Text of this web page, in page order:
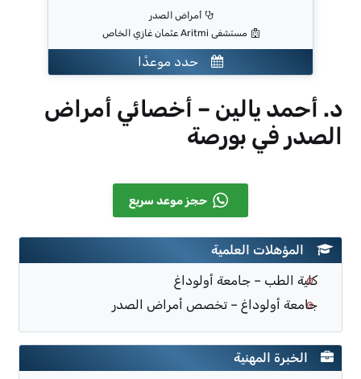
أمراض الصدر
مستشفى Aritmi عثمان غازي الخاص
حدد موعدًا
د. أحمد يالين – أخصائي أمراض
الصدر في بورصة
حجز موعد سريع
المؤهلات العلمية
كلية الطب – جامعة أولوداغ
جامعة أولوداغ – تخصص أمراض الصدر
الخبرة المهنية